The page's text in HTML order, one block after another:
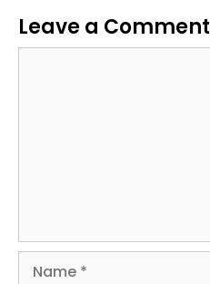
Leave a Comment
Name